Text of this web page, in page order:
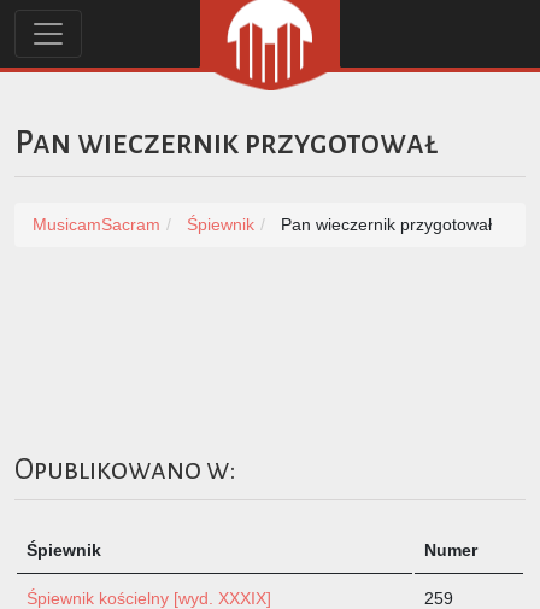
Pan wieczernik przygotował
MusicamSacram Śpiewnik Pan wieczernik przygotował
Opublikowano w:
Śpiewnik Numer
Śpiewnik kościelny [wyd. XXXIX] 259